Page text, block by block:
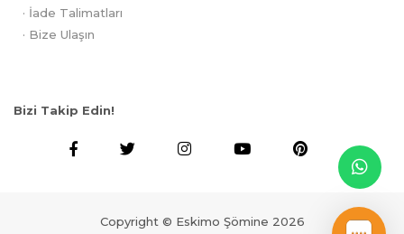
· İade Talimatları
· Bize Ulaşın
Bizi Takip Edin!
Copyright © Eskimo Şömine 2026